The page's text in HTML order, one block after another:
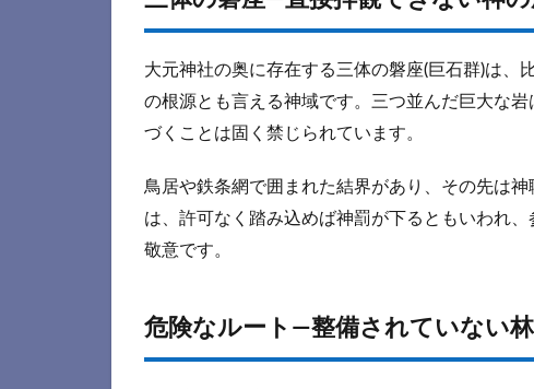
大元神社の奥に存在する三体の磐座(巨石群)は、
の根源とも言える神域です。三つ並んだ巨大な
づくことは固く禁じられています。
鳥居や鉄条網で囲まれた結界があり、その先は
は、許可なく踏み込めば神罰が下るともいわれ
敬意です。
危険なルート—整備されていない